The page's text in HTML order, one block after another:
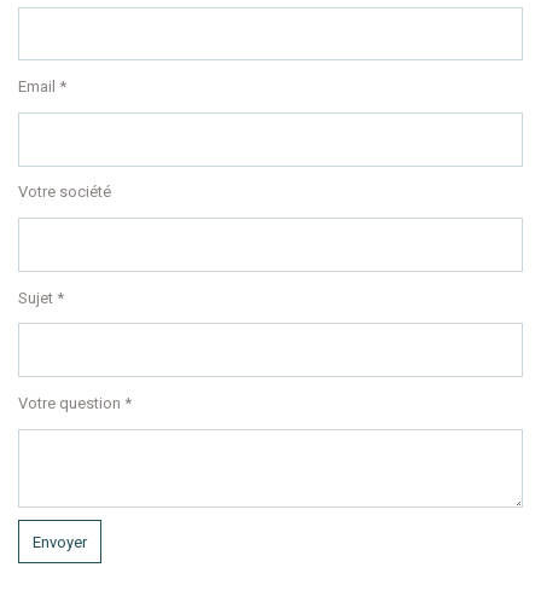
Email
Votre société
Sujet
Votre question
Envoyer